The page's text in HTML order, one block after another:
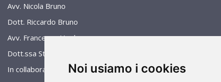
Noi usiamo i cookies
Avv. Nicola Bruno
Dott. Riccardo Bruno
Avv. Francesco Henke
Dott.ssa Stefania Massimiliani
In collaborazione con Prof. Avv. Filippo Murino